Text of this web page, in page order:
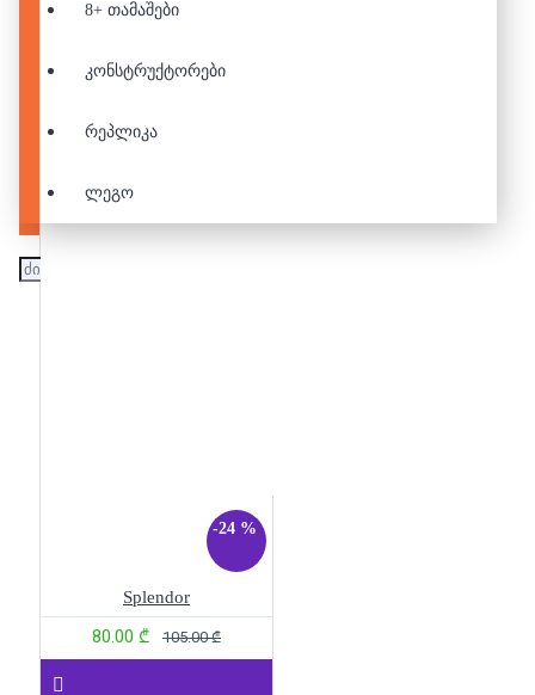
8+ თამაშები
კონსტრუქტორები
რეპლიკა
ლეგო
-24 %
Splendor
80.00 ₾ 105.00 ₾